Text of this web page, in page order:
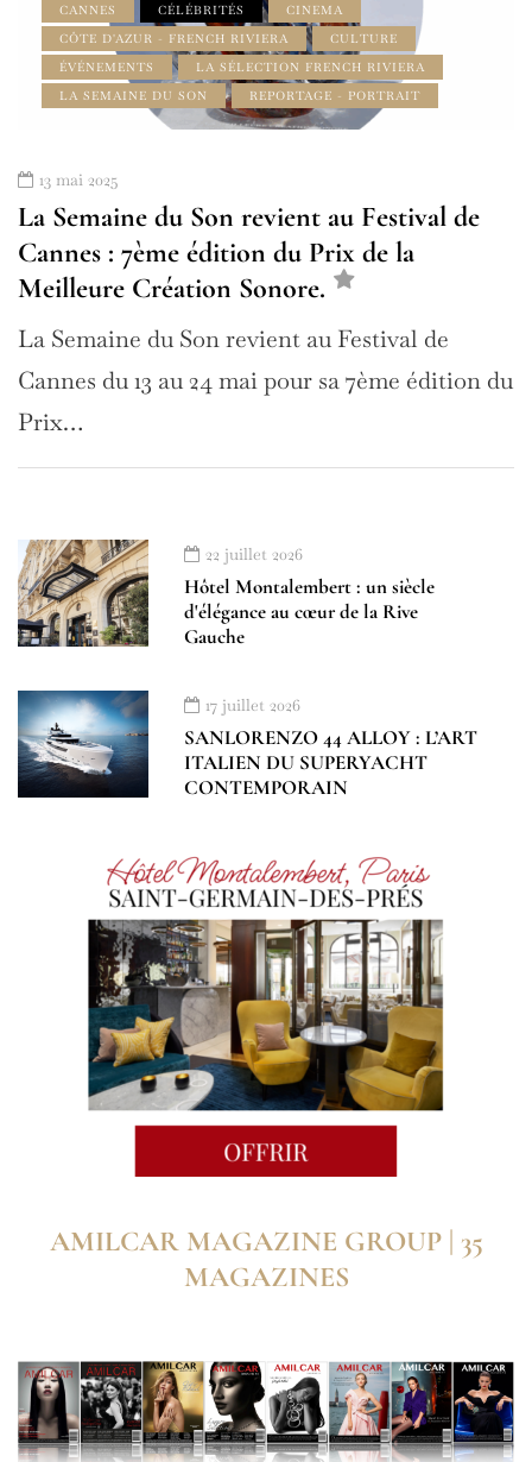
CANNES
CÉLÉBRITÉS
CINEMA
CÔTE D'AZUR - FRENCH RIVIERA
CULTURE
ÉVÉNEMENTS
LA SÉLECTION FRENCH RIVIERA
LA SEMAINE DU SON
REPORTAGE - PORTRAIT
13 mai 2025
La Semaine du Son revient au Festival de
Cannes : 7ème édition du Prix de la
Meilleure Création Sonore.
La Semaine du Son revient au Festival de
Cannes du 13 au 24 mai pour sa 7ème édition du
Prix…
22 juillet 2026
Hôtel Montalembert : un siècle
d'élégance au cœur de la Rive
Gauche
17 juillet 2026
SANLORENZO 44 ALLOY : L’ART
ITALIEN DU SUPERYACHT
CONTEMPORAIN
AMILCAR MAGAZINE GROUP | 35
MAGAZINES